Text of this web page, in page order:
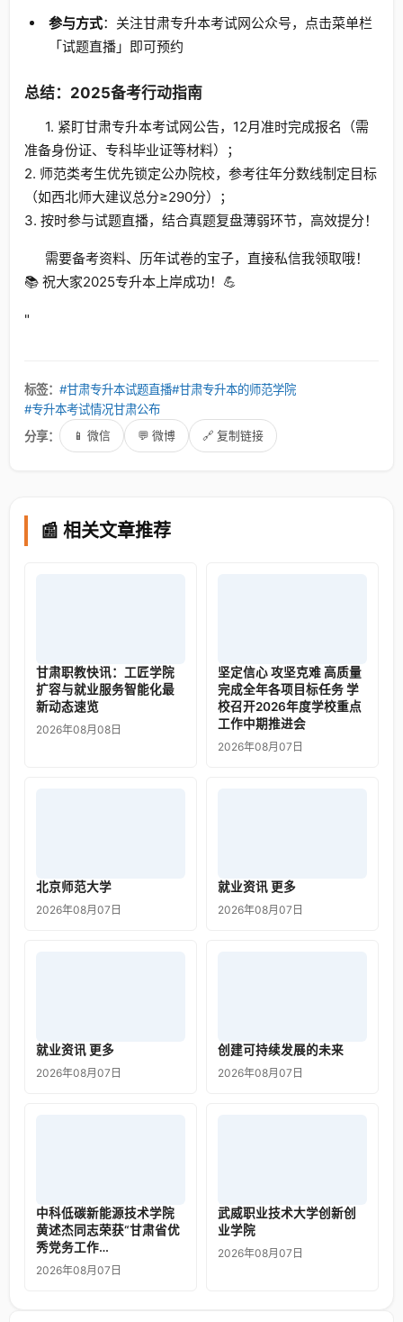
参与方式：关注甘肃专升本考试网公众号，点击菜单栏
「试题直播」即可预约
总结：2025备考行动指南
1. 紧盯甘肃专升本考试网公告，12月准时完成报名（需
准备身份证、专科毕业证等材料）；
2. 师范类考生优先锁定公办院校，参考往年分数线制定目标
（如西北师大建议总分≥290分）；
3. 按时参与试题直播，结合真题复盘薄弱环节，高效提分！
需要备考资料、历年试卷的宝子，直接私信我领取哦！
📚 祝大家2025专升本上岸成功！💪
"
标签： #甘肃专升本试题直播#甘肃专升本的师范学院
#专升本考试情况甘肃公布
分享：
📱 微信 💬 微博 🔗 复制链接
📰 相关文章推荐
甘肃职教快讯：工匠学院
扩容与就业服务智能化最
新动态速览
2026年08月08日
坚定信心 攻坚克难 高质量
完成全年各项目标任务 学
校召开2026年度学校重点
工作中期推进会
2026年08月07日
北京师范大学
2026年08月07日
就业资讯 更多
2026年08月07日
就业资讯 更多
2026年08月07日
创建可持续发展的未来
2026年08月07日
中科低碳新能源技术学院
黄述杰同志荣获“甘肃省优
秀党务工作…
2026年08月07日
武威职业技术大学创新创
业学院
2026年08月07日